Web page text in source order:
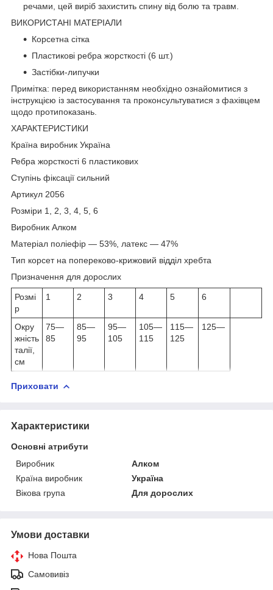
речами, цей виріб захистить спину від болю та травм.
ВИКОРИСТАНІ МАТЕРІАЛИ
Корсетна сітка
Пластикові ребра жорсткості (6 шт.)
Застібки-липучки
Примітка: перед використанням необхідно ознайомитися з
інструкцією із застосування та проконсультуватися з фахівцем
щодо протипоказань.
ХАРАКТЕРИСТИКИ
Країна виробник Україна
Ребра жорсткості 6 пластикових
Cтупінь фіксації сильний
Артикул 2056
Розміри 1, 2, 3, 4, 5, 6
Виробник Алком
Матеріал поліефір — 53%, латекс — 47%
Тип корсет на попереково-крижовий відділ хребта
Призначення для дорослих
Розмі
р
1 2 3 4 5 6
Окру
жність
талії,
см
75—
85
85—
95
95—
105
105—
115
115—
125
125—
Приховати
Характеристики
Основні атрибути
Виробник
Алком
Країна виробник
Україна
Вікова група
Для дорослих
Умови доставки
Нова Пошта
Самовивіз